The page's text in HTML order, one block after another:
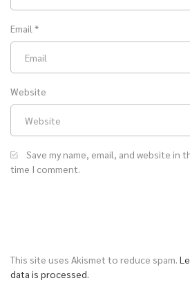
Email *
Website
Save my name, email, and website in
time I comment.
This site uses Akismet to reduce spam.
data is processed.